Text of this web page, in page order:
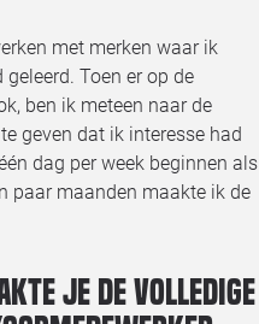
met merken waar ik
Toen er op de
ben ik meteen naar de
geven dat ik interesse had
dag per week beginnen als
paar maanden maakte ik de
je de volledige